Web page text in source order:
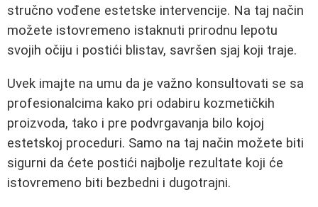
stručno vođene estetske intervencije. Na taj način
možete istovremeno istaknuti prirodnu lepotu
svojih očiju i postići blistav, savršen sjaj koji traje.
Uvek imajte na umu da je važno konsultovati se sa
profesionalcima kako pri odabiru kozmetičkih
proizvoda, tako i pre podvrgavanja bilo kojoj
estetskoj proceduri. Samo na taj način možete biti
sigurni da ćete postići najbolje rezultate koji će
istovremeno biti bezbedni i dugotrajni.